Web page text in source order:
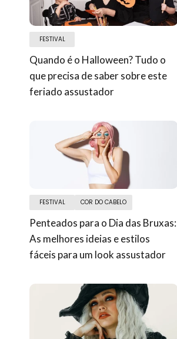
FESTIVAL
Quando é o Halloween? Tudo o
que precisa de saber sobre este
feriado assustador
FESTIVAL COR DO CABELO
Penteados para o Dia das Bruxas:
As melhores ideias e estilos
fáceis para um look assustador